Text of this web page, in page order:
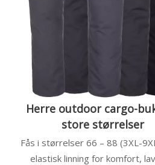
Herre outdoor cargo-
store størrelser
Fås i størrelser 66 – 88 (3XL-
elastisk linning for komfort,